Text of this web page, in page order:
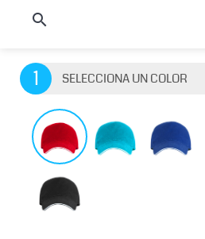
1 SELECCIONA UN COLOR